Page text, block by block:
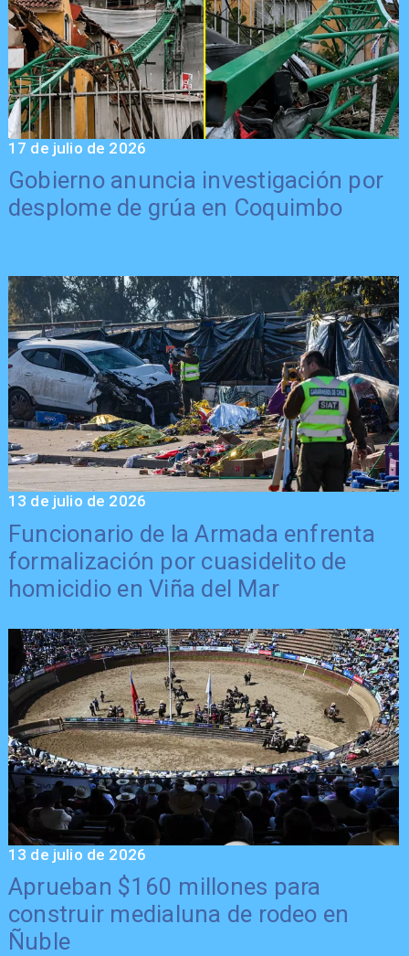
Gobierno anuncia investigación por
desplome de grúa en Coquimbo
17 de julio de 2026
Funcionario de la Armada enfrenta
formalización por cuasidelito de
homicidio en Viña del Mar
13 de julio de 2026
Aprueban $160 millones para
construir medialuna de rodeo en
Ñuble
13 de julio de 2026